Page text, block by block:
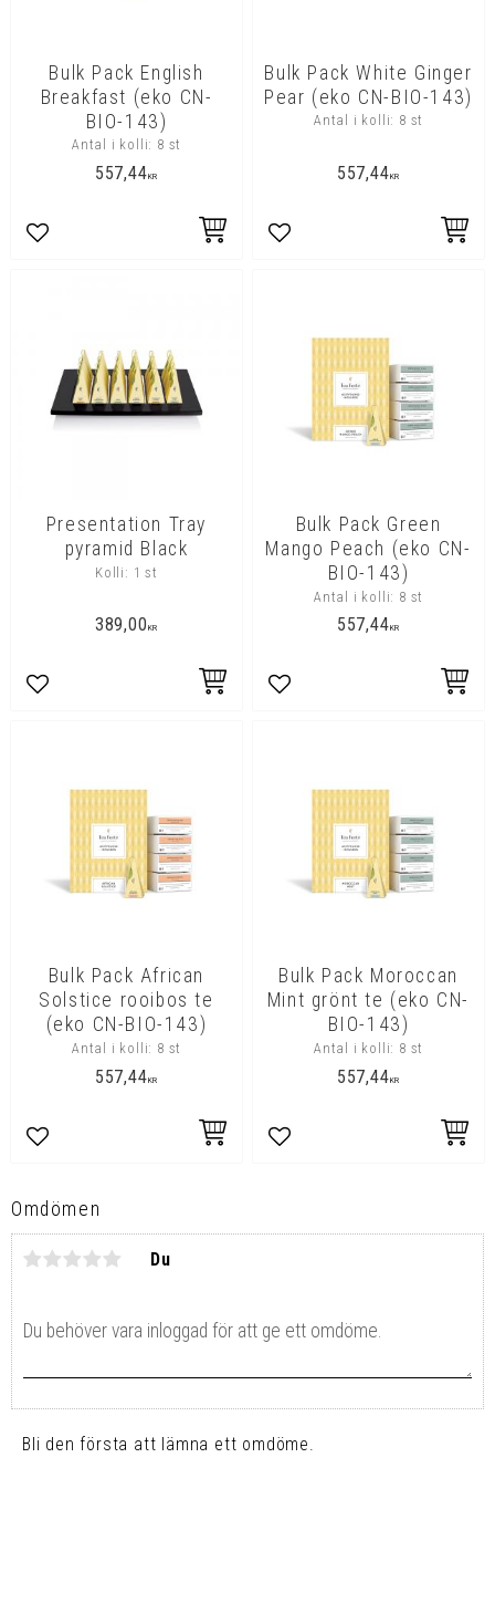
Omdömen
Du
Bli den första att lämna ett omdöme.
Bulk Pack English
Breakfast (eko CN-
BIO-143)
Antal i kolli: 8 st
557,44KR
Lägg till i favoriter
Bulk Pack White Ginger
Pear (eko CN-BIO-143)
Antal i kolli: 8 st
557,44KR
Lägg till i favoriter
Presentation Tray
pyramid Black
Kolli: 1 st
389,00 KR
Lägg till i favoriter
Bulk Pack Green
Mango Peach (eko CN-
BIO-143)
Antal i kolli: 8 st
557,44KR
Lägg till i favoriter
Bulk Pack African
Solstice rooibos te
(eko CN-BIO-143)
Antal i kolli: 8 st
557,44KR
Lägg till i favoriter
Bulk Pack Moroccan
Mint grönt te (eko CN-
BIO-143)
Antal i kolli: 8 st
557,44KR
Lägg till i favoriter